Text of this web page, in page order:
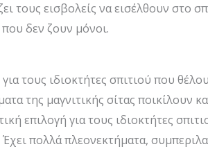
τους εισβολείς να εισέλθουν στο
που δεν ζουν μόνοι.
τους ιδιοκτήτες σπιτιού που
της μαγνιτικής σίτας ποικίλουν
επιλογή για τους ιδιοκτήτες
πολλά πλεονεκτήματα,